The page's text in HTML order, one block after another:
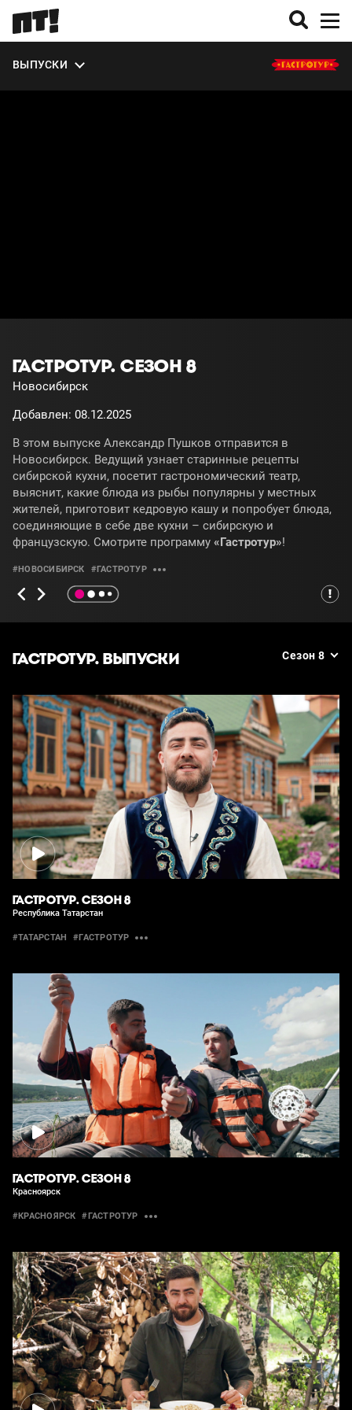
ВЫПУСКИ
О СЕЗОНЕ
ГАСТРОТУР. СЕЗОН 8
Новосибирск
Добавлен: 08.12.2025
В этом выпуске Александр Пушков отправится в
Новосибирск. Ведущий узнает старинные рецепты
сибирской кухни, посетит гастрономический театр,
выяснит, какие блюда из рыбы популярны у местных
жителей, приготовит кедровую кашу и попробует блюда,
соединяющие в себе две кухни – сибирскую и
французскую. Смотрите программу «Гастротур»!
#НОВОСИБИРСК #ГАСТРОТУР
ГАСТРОТУР. ВЫПУСКИ Сезон 8
ГАСТРОТУР. СЕЗОН 8
Республика Татарстан
#ТАТАРСТАН #ГАСТРОТУР
ГАСТРОТУР. СЕЗОН 8
Красноярск
#КРАСНОЯРСК #ГАСТРОТУР